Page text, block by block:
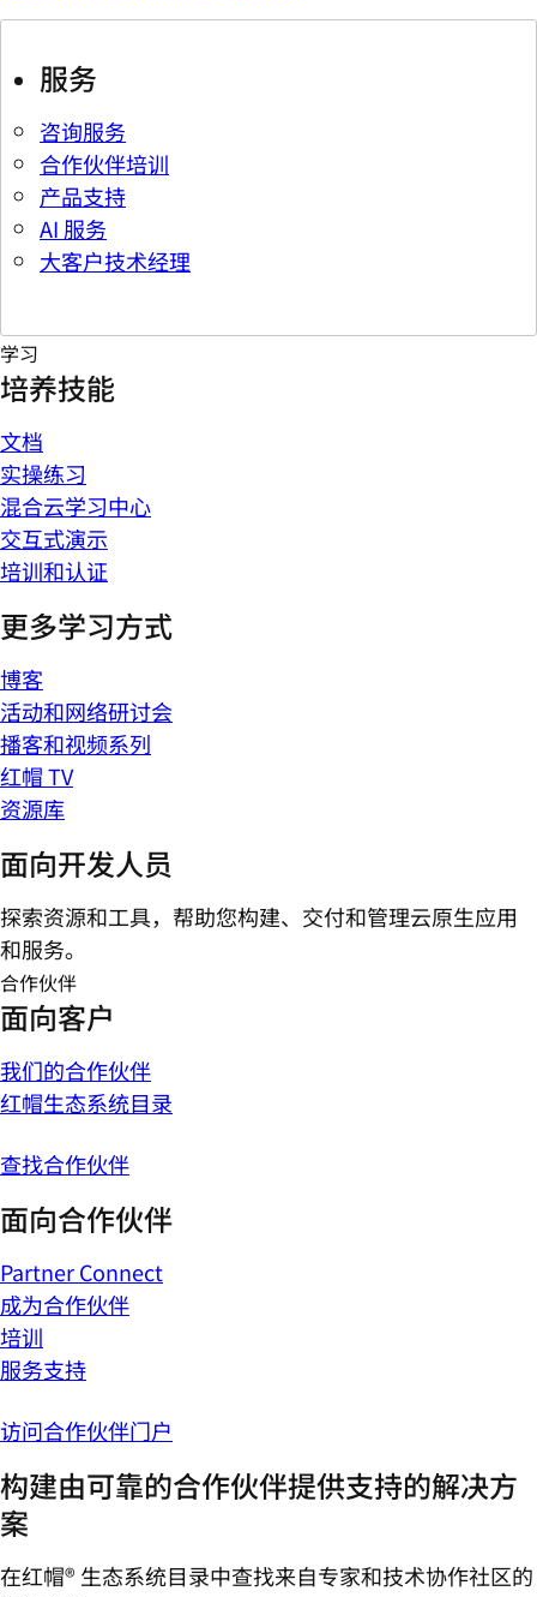
服务
咨询服务
合作伙伴培训
产品支持
AI 服务
大客户技术经理
学习
培养技能
文档
实操练习
混合云学习中心
交互式演示
培训和认证
更多学习方式
博客
活动和网络研讨会
播客和视频系列
红帽 TV
资源库
面向开发人员
探索资源和工具，帮助您构建、交付和管理云原生应用
和服务。
合作伙伴
面向客户
我们的合作伙伴
红帽生态系统目录
查找合作伙伴
面向合作伙伴
Partner Connect
成为合作伙伴
培训
服务支持
访问合作伙伴门户
构建由可靠的合作伙伴提供支持的解决方
案
在红帽® 生态系统目录中查找来自专家和技术协作社区的